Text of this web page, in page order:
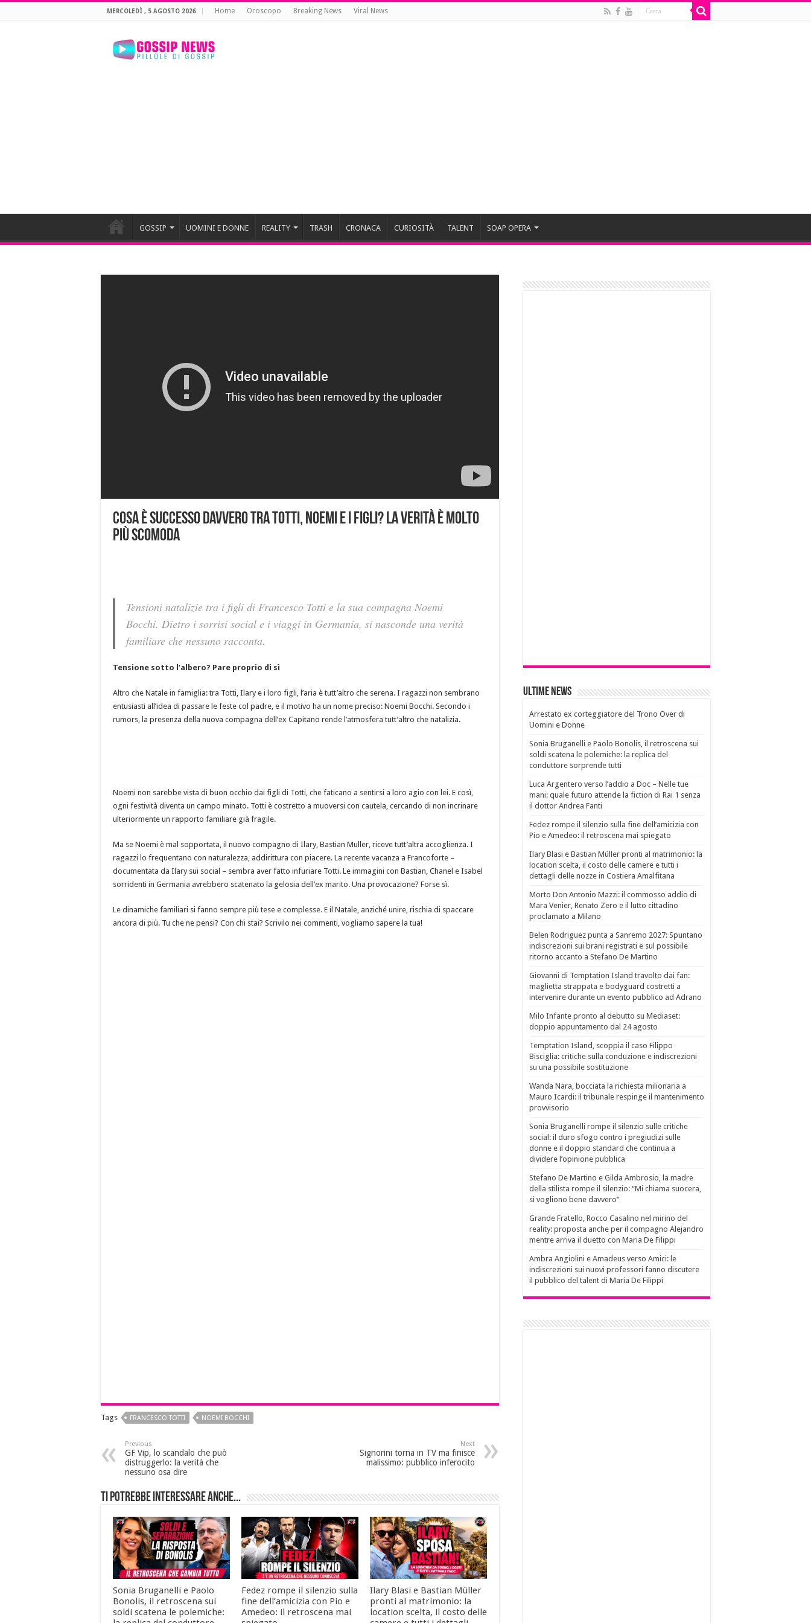
MERCOLEDÌ , 5 AGOSTO 2026 Home Oroscopo Breaking News Viral News
GOSSIP UOMINI E DONNE REALITY TRASH CRONACA CURIOSITÀ TALENT SOAP OPERA
Cosa è successo davvero tra Totti, Noemi e i figli? La verità è molto
più scomoda
Tensioni natalizie tra i figli di Francesco Totti e la sua compagna Noemi
Bocchi. Dietro i sorrisi social e i viaggi in Germania, si nasconde una verità
familiare che nessuno racconta.
Tensione sotto l’albero? Pare proprio di sì
Altro che Natale in famiglia: tra Totti, Ilary e i loro figli, l’aria è tutt’altro che serena. I ragazzi non sembrano
entusiasti all’idea di passare le feste col padre, e il motivo ha un nome preciso: Noemi Bocchi. Secondo i
rumors, la presenza della nuova compagna dell’ex Capitano rende l’atmosfera tutt’altro che natalizia.
Noemi non sarebbe vista di buon occhio dai figli di Totti, che faticano a sentirsi a loro agio con lei. E così,
ogni festività diventa un campo minato. Totti è costretto a muoversi con cautela, cercando di non incrinare
ulteriormente un rapporto familiare già fragile.
Ma se Noemi è mal sopportata, il nuovo compagno di Ilary, Bastian Muller, riceve tutt’altra accoglienza. I
ragazzi lo frequentano con naturalezza, addirittura con piacere. La recente vacanza a Francoforte –
documentata da Ilary sui social – sembra aver fatto infuriare Totti. Le immagini con Bastian, Chanel e Isabel
sorridenti in Germania avrebbero scatenato la gelosia dell’ex marito. Una provocazione? Forse sì.
Le dinamiche familiari si fanno sempre più tese e complesse. E il Natale, anziché unire, rischia di spaccare
ancora di più. Tu che ne pensi? Con chi stai? Scrivilo nei commenti, vogliamo sapere la tua!
Tags FRANCESCO TOTTI NOEMI BOCCHI
Previous
GF Vip, lo scandalo che può
distruggerlo: la verità che
nessuno osa dire
Next
Signorini torna in TV ma finisce
malissimo: pubblico inferocito
Ti potrebbe interessare anche...
Sonia Bruganelli e Paolo
Bonolis, il retroscena sui
soldi scatena le polemiche:
Fedez rompe il silenzio sulla
fine dell’amicizia con Pio e
Amedeo: il retroscena mai
Ilary Blasi e Bastian Müller
pronti al matrimonio: la
location scelta, il costo delle
Ultime News
Arrestato ex corteggiatore del Trono Over di
Uomini e Donne
Sonia Bruganelli e Paolo Bonolis, il retroscena sui
soldi scatena le polemiche: la replica del
conduttore sorprende tutti
Luca Argentero verso l’addio a Doc – Nelle tue
mani: quale futuro attende la fiction di Rai 1 senza
il dottor Andrea Fanti
Fedez rompe il silenzio sulla fine dell’amicizia con
Pio e Amedeo: il retroscena mai spiegato
Ilary Blasi e Bastian Müller pronti al matrimonio: la
location scelta, il costo delle camere e tutti i
dettagli delle nozze in Costiera Amalfitana
Morto Don Antonio Mazzi: il commosso addio di
Mara Venier, Renato Zero e il lutto cittadino
proclamato a Milano
Belen Rodriguez punta a Sanremo 2027: Spuntano
indiscrezioni sui brani registrati e sul possibile
ritorno accanto a Stefano De Martino
Giovanni di Temptation Island travolto dai fan:
maglietta strappata e bodyguard costretti a
intervenire durante un evento pubblico ad Adrano
Milo Infante pronto al debutto su Mediaset:
doppio appuntamento dal 24 agosto
Temptation Island, scoppia il caso Filippo
Bisciglia: critiche sulla conduzione e indiscrezioni
su una possibile sostituzione
Wanda Nara, bocciata la richiesta milionaria a
Mauro Icardi: il tribunale respinge il mantenimento
provvisorio
Sonia Bruganelli rompe il silenzio sulle critiche
social: il duro sfogo contro i pregiudizi sulle
donne e il doppio standard che continua a
dividere l’opinione pubblica
Stefano De Martino e Gilda Ambrosio, la madre
della stilista rompe il silenzio: “Mi chiama suocera,
si vogliono bene davvero”
Grande Fratello, Rocco Casalino nel mirino del
reality: proposta anche per il compagno Alejandro
mentre arriva il duetto con Maria De Filippi
Ambra Angiolini e Amadeus verso Amici: le
indiscrezioni sui nuovi professori fanno discutere
il pubblico del talent di Maria De Filippi